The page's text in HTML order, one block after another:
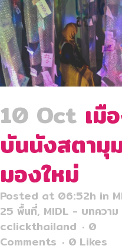
10 Oct เมื
บันนังสตามุ
มองใหม่
Posted at 06:52h in
25 พื้นที่, MIDL - บทความ
cclickthailand
0
Comments
0 Likes